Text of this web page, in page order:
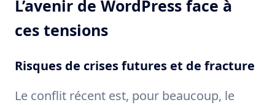
L’avenir de WordPress face à
ces tensions
Risques de crises futures et de fracture
Le conflit récent est, pour beaucoup, le